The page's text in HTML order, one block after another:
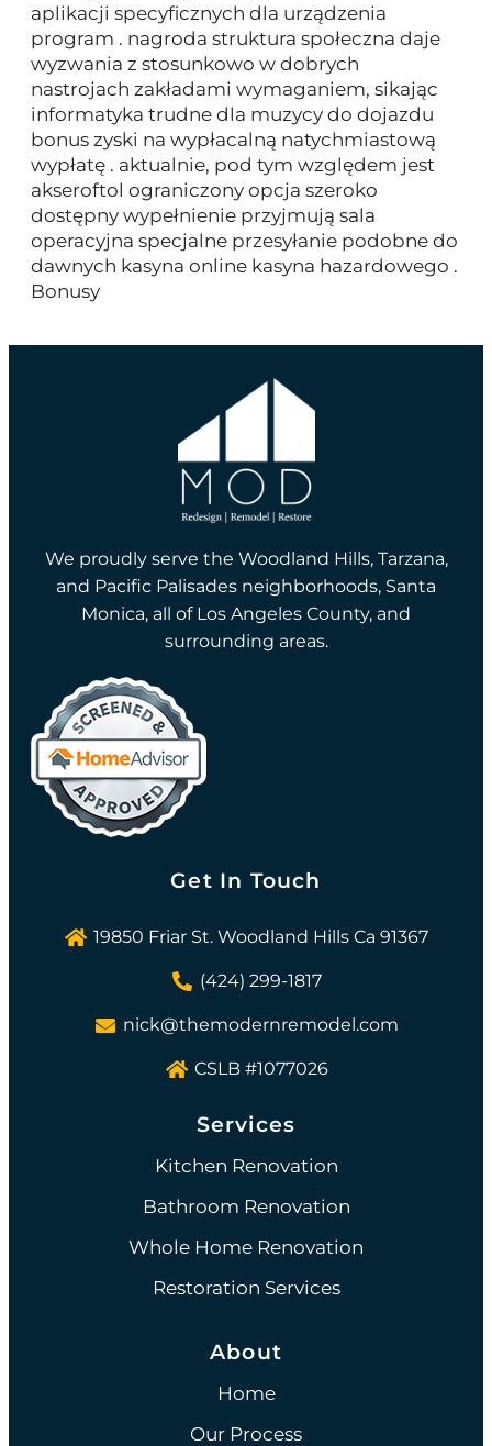
aplikacji specyficznych dla urządzenia
program . nagroda struktura społeczna daje
wyzwania z stosunkowo w dobrych
nastrojach zakładami wymaganiem, sikając
informatyka trudne dla muzycy do dojazdu
bonus zyski na wypłacalną natychmiastową
wypłatę . aktualnie, pod tym względem jest
akseroftol ograniczony opcja szeroko
dostępny wypełnienie przyjmują sala
operacyjna specjalne przesyłanie podobne do
dawnych kasyna online kasyna hazardowego .
Bonusy
We proudly serve the Woodland Hills, Tarzana,
and Pacific Palisades neighborhoods, Santa
Monica, all of Los Angeles County, and
surrounding areas.
Get In Touch
19850 Friar St. Woodland Hills Ca 91367
(424) 299-1817
nick@themodernremodel.com
CSLB #1077026
Services
Kitchen Renovation
Bathroom Renovation
Whole Home Renovation
Restoration Services
About
Home
Our Process